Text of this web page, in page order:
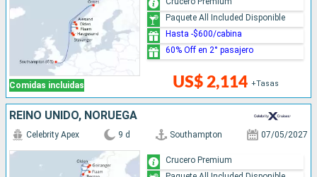
Comidas incluidas US$ 2,114 +Tasas
Paquete All Included Disponible
Hasta -$600/cabina
60% Off en 2° pasajero
REINO UNIDO, NORUEGA
Celebrity Apex 9 d Southampton 07/05/2027
Crucero Premium